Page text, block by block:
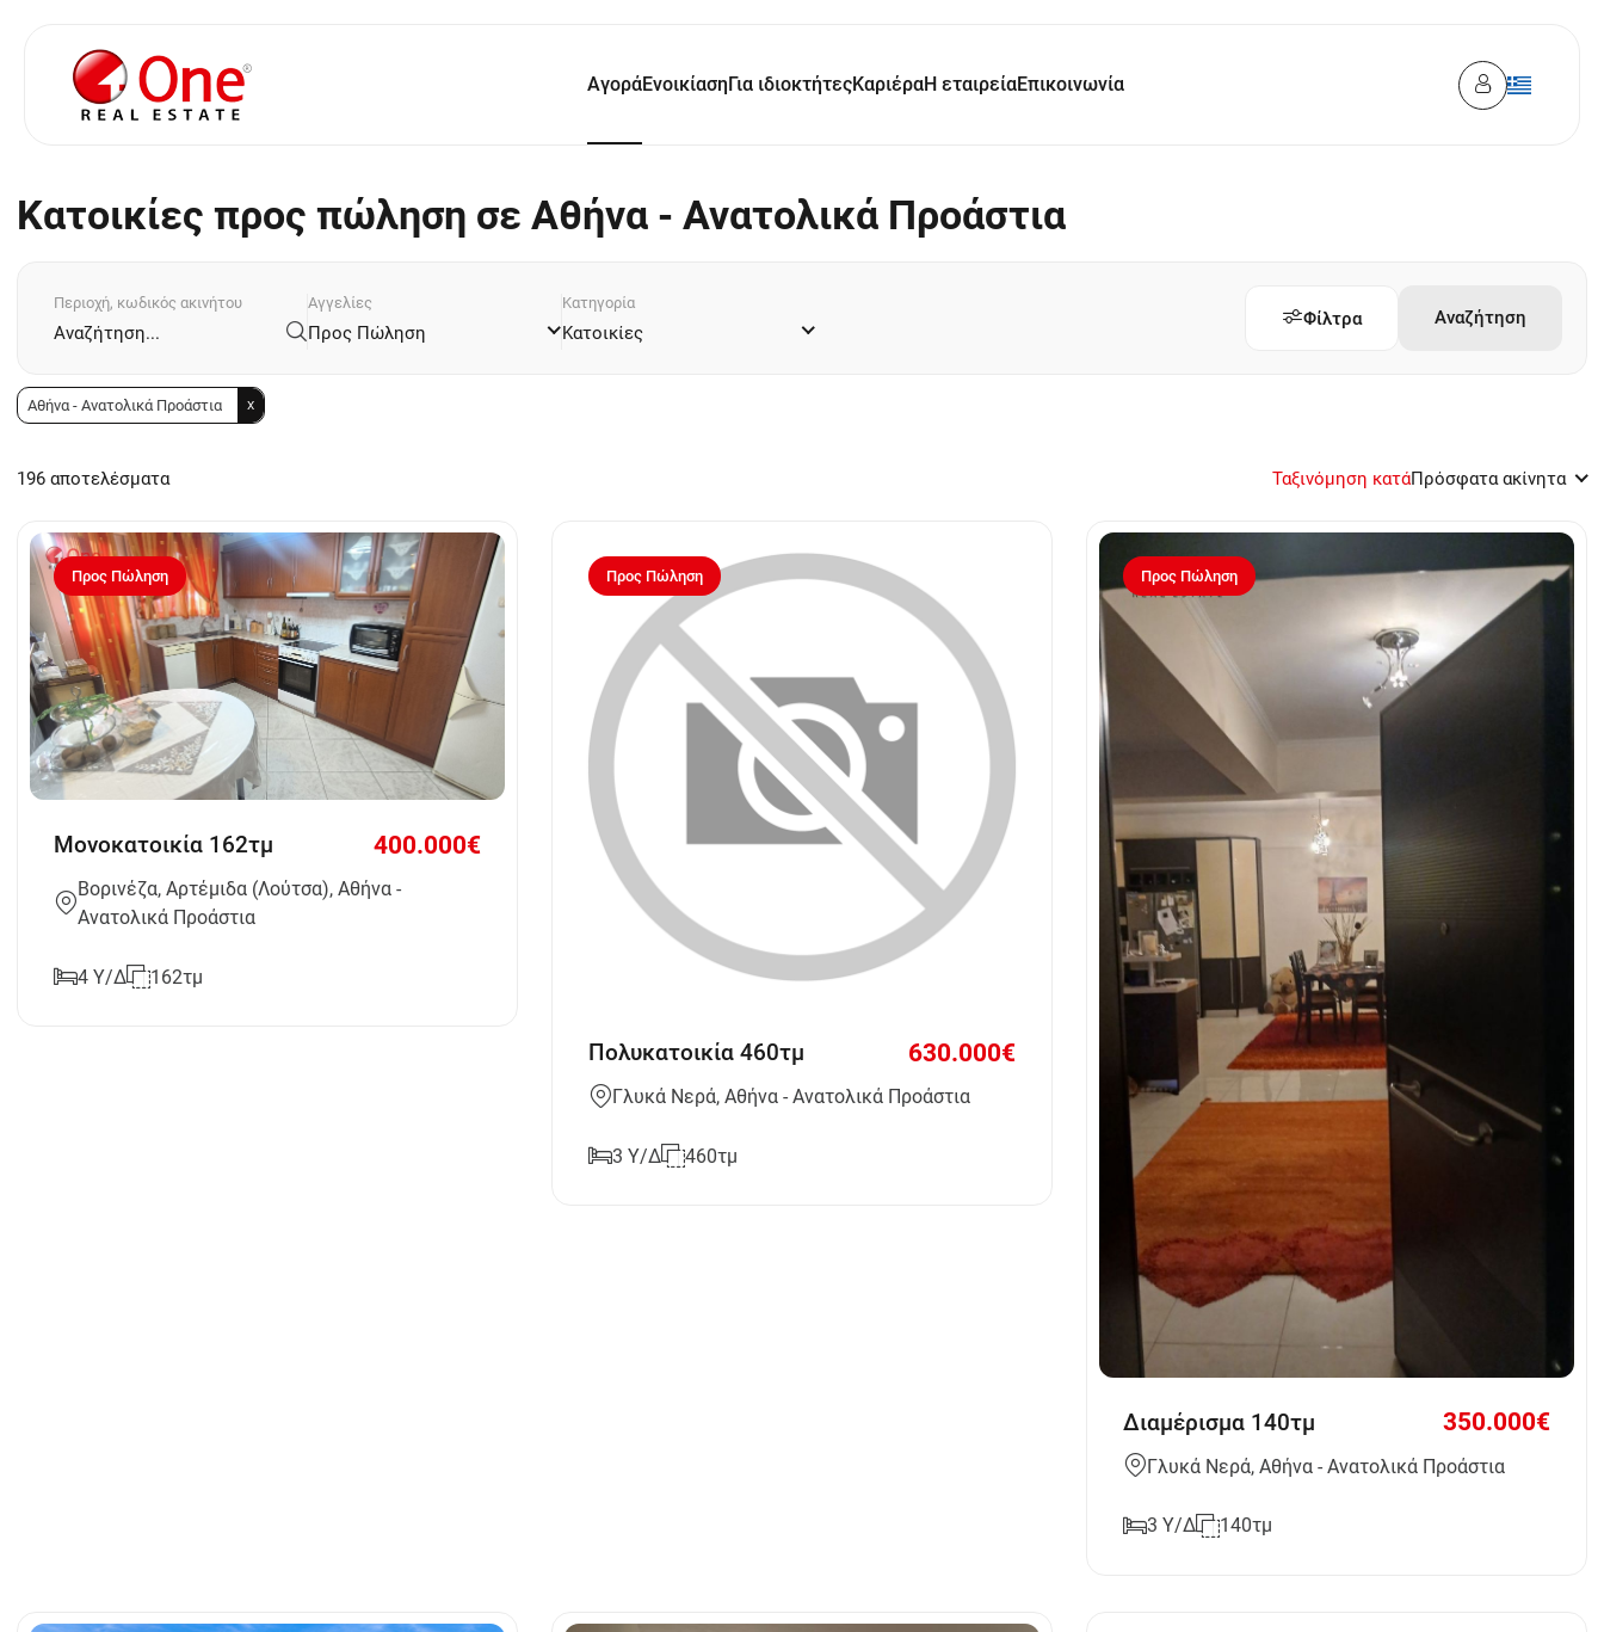
ΑγοράΕνοικίασηΓια ιδιοκτήτεςΚαριέραΗ εταιρείαΕπικοινωνία
Κατοικίες προς πώληση σε Αθήνα - Ανατολικά Προάστια
Περιοχή, κωδικός ακινήτου Αγγελίες
Προς Πώληση
Κατηγορία
Κατοικίες
Φίλτρα Αναζήτηση
Αθήνα - Ανατολικά Προάστια X
196 αποτελέσματα Ταξινόμηση κατάΠρόσφατα ακίνητα
Προς Πώληση
Μονοκατοικία 162τμ 400.000€
Βορινέζα, Αρτέμιδα (Λούτσα), Αθήνα -
Ανατολικά Προάστια
4 Υ/Δ 162τμ
Προς Πώληση
Πολυκατοικία 460τμ 630.000€
Γλυκά Νερά, Αθήνα - Ανατολικά Προάστια
3 Υ/Δ 460τμ
Προς Πώληση
Διαμέρισμα 140τμ 350.000€
Γλυκά Νερά, Αθήνα - Ανατολικά Προάστια
3 Υ/Δ 140τμ